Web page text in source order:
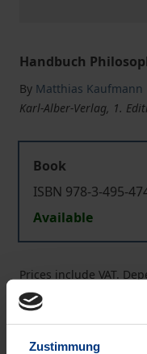
Zustimmung
Handbuch
By Matthias Kaufmann
Karl-Alber-Verlag, 1.
Book
ISBN 978-3-495-
Available
Prices include VAT.
may vary at checkout.